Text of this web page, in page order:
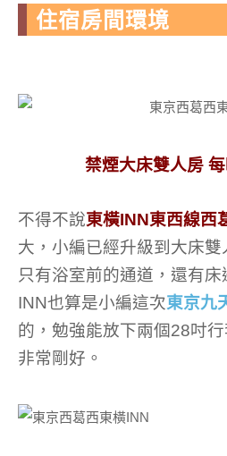
住宿房間環境
禁煙大床雙人房
不得不說東橫INN東西線西
大，小編已經升級到大床
只有浴室前的通道，還有
INN也算是小編這次東京九
的，勉強能放下兩個28吋
非常剛好。